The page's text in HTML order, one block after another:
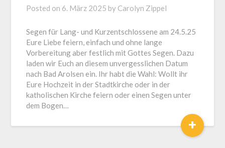
Posted on 6. März 2025 by Carolyn Zippel
Segen für Lang- und Kurzentschlossene am 24.5.25
Eure Liebe feiern, einfach und ohne lange
Vorbereitung aber festlich mit Gottes Segen. Dazu
laden wir Euch an diesem unvergesslichen Datum
nach Bad Arolsen ein. Ihr habt die Wahl: Wollt ihr
Eure Hochzeit in der Stadtkirche oder in der
katholischen Kirche feiern oder einen Segen unter
dem Bogen…
+